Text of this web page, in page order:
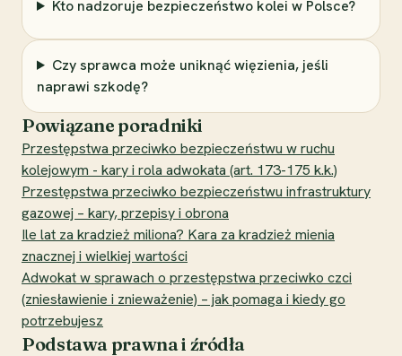
Kto nadzoruje bezpieczeństwo kolei w Polsce?
Czy sprawca może uniknąć więzienia, jeśli
naprawi szkodę?
Powiązane poradniki
Przestępstwa przeciwko bezpieczeństwu w ruchu
kolejowym - kary i rola adwokata (art. 173-175 k.k.)
Przestępstwa przeciwko bezpieczeństwu infrastruktury
gazowej – kary, przepisy i obrona
Ile lat za kradzież miliona? Kara za kradzież mienia
znacznej i wielkiej wartości
Adwokat w sprawach o przestępstwa przeciwko czci
(zniesławienie i znieważenie) – jak pomaga i kiedy go
potrzebujesz
Podstawa prawna i źródła